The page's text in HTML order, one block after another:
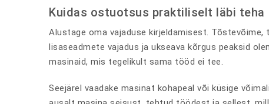
Kuidas ostuotsus praktiliselt läbi teha
Alustage oma vajaduse kirjeldamisest.
lisaseadmete vajadus ja ukseava kõrgus peaksid
masinaid, mis tegelikult sama tööd ei tee.
Seejärel vaadake masinat kohapeal või küsige